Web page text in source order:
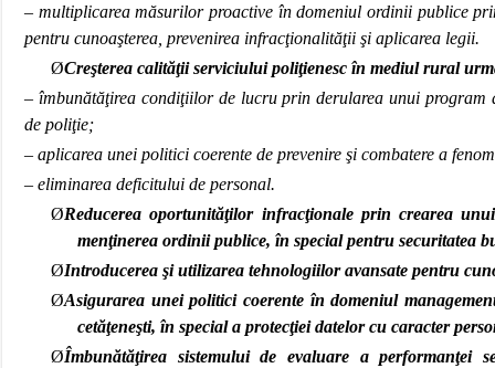
– multiplicarea măsurilor proactive în domeniul ordinii publice
pentru cunoaşterea, prevenirea infracţionalităţii şi aplicarea legii.
ØCreşterea calităţii serviciului poliţienesc în mediul rural
– îmbunătăţirea condiţiilor de lucru prin derularea unui
de poliţie;
– aplicarea unei politici coerente de prevenire şi combatere a
– eliminarea deficitului de personal.
ØReducerea oportunităţilor infracţionale prin crearea
menţinerea ordinii publice, în special pentru securitatea
ØIntroducerea şi utilizarea tehnologiilor avansate pentru
ØAsigurarea unei politici coerente în domeniul
cetăţeneşti, în special a protecţiei datelor cu caracter
ØÎmbunătăţirea sistemului de evaluare a